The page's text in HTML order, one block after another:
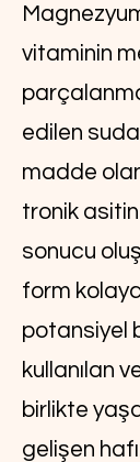
vitaminin
edilen
madde
tronik asitin
sonucu
form
potansiyel
kullanılan
birlikte
gelişen